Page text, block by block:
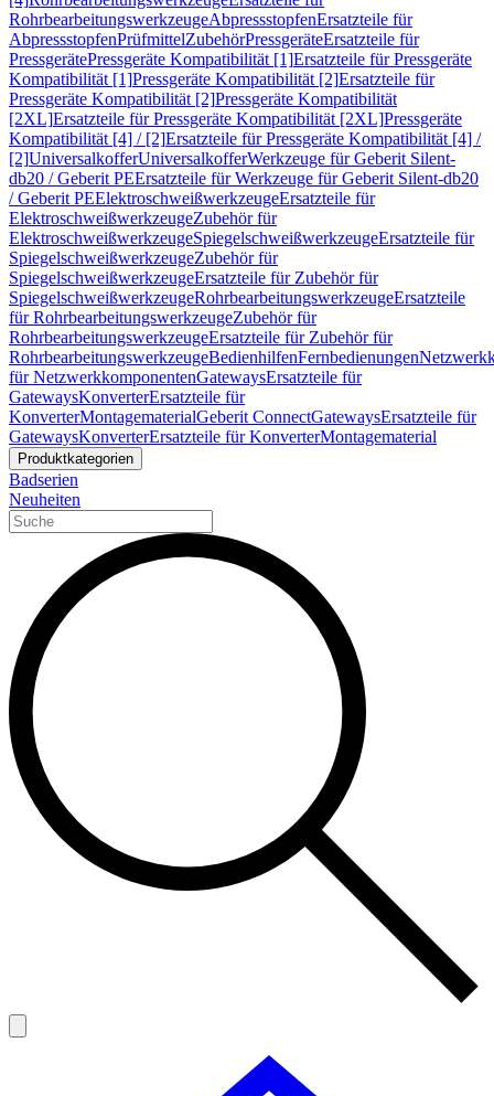
RohrbearbeitungswerkzeugeAbpressstopfenErsatzteile für
AbpressstopfenPrüfmittelZubehörPressgeräteErsatzteile für
PressgerätePressgeräte Kompatibilität [1]Ersatzteile für Pressgeräte
Kompatibilität [1]Pressgeräte Kompatibilität [2]Ersatzteile für
Pressgeräte Kompatibilität [2]Pressgeräte Kompatibilität
[2XL]Ersatzteile für Pressgeräte Kompatibilität [2XL]Pressgeräte
Kompatibilität [4] / [2]Ersatzteile für Pressgeräte Kompatibilität [4] /
[2]UniversalkofferUniversalkofferWerkzeuge für Geberit Silent-
db20 / Geberit PEErsatzteile für Werkzeuge für Geberit Silent-db20
/ Geberit PEElektroschweißwerkzeugeErsatzteile für
ElektroschweißwerkzeugeZubehör für
ElektroschweißwerkzeugeSpiegelschweißwerkzeugeErsatzteile für
SpiegelschweißwerkzeugeZubehör für
SpiegelschweißwerkzeugeErsatzteile für Zubehör für
SpiegelschweißwerkzeugeRohrbearbeitungswerkzeugeErsatzteile
für RohrbearbeitungswerkzeugeZubehör für
RohrbearbeitungswerkzeugeErsatzteile für Zubehör für
RohrbearbeitungswerkzeugeBedienhilfenFernbedienungen
für NetzwerkkomponentenGatewaysErsatzteile für
GatewaysKonverterErsatzteile für
KonverterMontagematerialGeberit ConnectGatewaysErsatzteile für
GatewaysKonverterErsatzteile für KonverterMontagematerial
Produktkategorien
Badserien
Neuheiten